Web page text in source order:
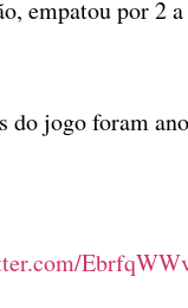
empatou por 2
do jogo foram